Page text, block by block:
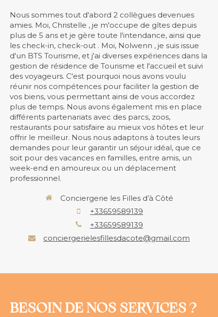
Nous sommes tout d'abord 2 collègues devenues
amies. Moi, Christelle , je m'occupe de gîtes depuis
plus de 5 ans et je gère toute l'intendance, ainsi que
les check-in, check-out . Moi, Nolwenn , je suis issue
d'un BTS Tourisme, et j'ai diverses expériences dans la
gestion de résidence de Tourisme et l'accueil et suivi
des voyageurs. C'est pourquoi nous avons voulu
réunir nos compétences pour faciliter la gestion de
vos biens, vous permettant ainsi de vous accordez
plus de temps. Nous avons également mis en place
différents partenariats avec des parcs, zoos,
restaurants pour satisfaire au mieux vos hôtes et leur
offrir le meilleur. Nous nous adaptons à toutes leurs
demandes pour leur garantir un séjour idéal, que ce
soit pour des vacances en familles, entre amis, un
week-end en amoureux ou un déplacement
professionnel.
Conciergerie les Filles d’à Côté
+33659589139
+33659589139
conciergerielesfillesdacote@gmail.com
BESOIN DE NOS SERVICES ?